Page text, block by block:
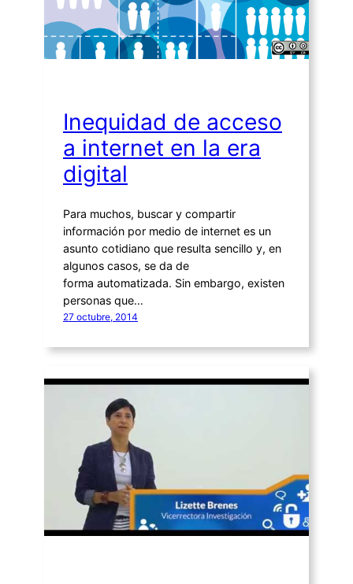
Inequidad de acceso
a internet en la era
digital
Para muchos, buscar y compartir
información por medio de internet es un
asunto cotidiano que resulta sencillo y, en
algunos casos, se da de
forma automatizada. Sin embargo, existen
personas que…
27 octubre, 2014